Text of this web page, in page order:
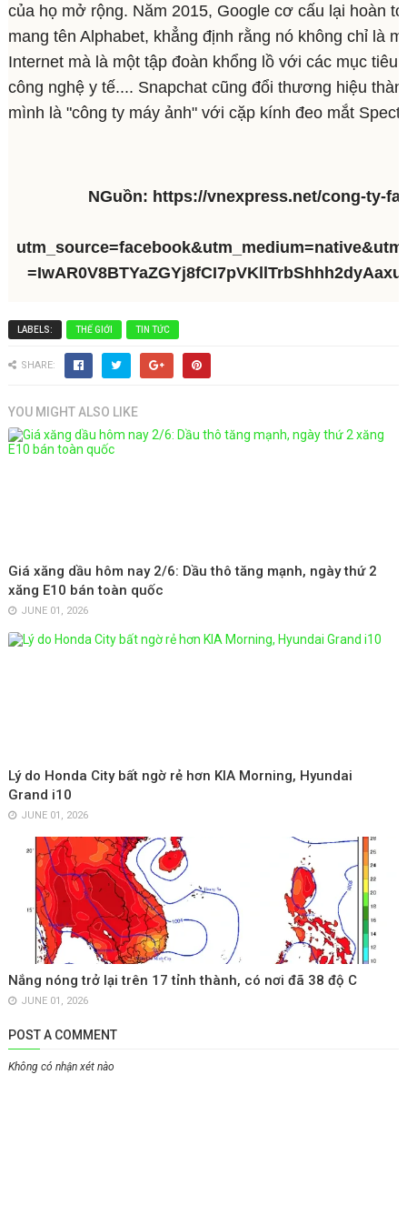
của họ mở rộng. Năm 2015, Google cơ cấu lại hoàn
mang tên Alphabet, khẳng định rằng nó không chỉ là
Internet mà là một tập đoàn khổng lồ với các mục
công nghệ y tế.... Snapchat cũng đổi thương hiệu
mình là "công ty máy ảnh" với cặp kính đeo mắt
NGuồn: https://vnexpress.net/cong-ty-
LABELS: THẾ GIỚI TIN TỨC
SHARE:
YOU MIGHT ALSO LIKE
Giá xăng dầu hôm nay 2/6: Dầu thô tăng mạnh, ngày thứ 2
xăng E10 bán toàn quốc
JUNE 01, 2026
Lý do Honda City bất ngờ rẻ hơn KIA Morning, Hyundai
Grand i10
JUNE 01, 2026
Nắng nóng trở lại trên 17 tỉnh thành, có nơi đã 38 độ C
JUNE 01, 2026
POST A COMMENT
Không có nhận xét nào